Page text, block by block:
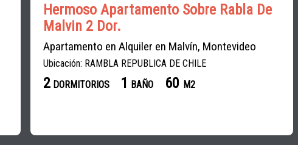
Hermoso Apartamento Sobre Rabla De
Malvin 2 Dor.
Apartamento en Alquiler en Malvín, Montevideo
Ubicación: RAMBLA REPUBLICA DE CHILE
2 DORMITORIOS 1 BAÑO 60 M2